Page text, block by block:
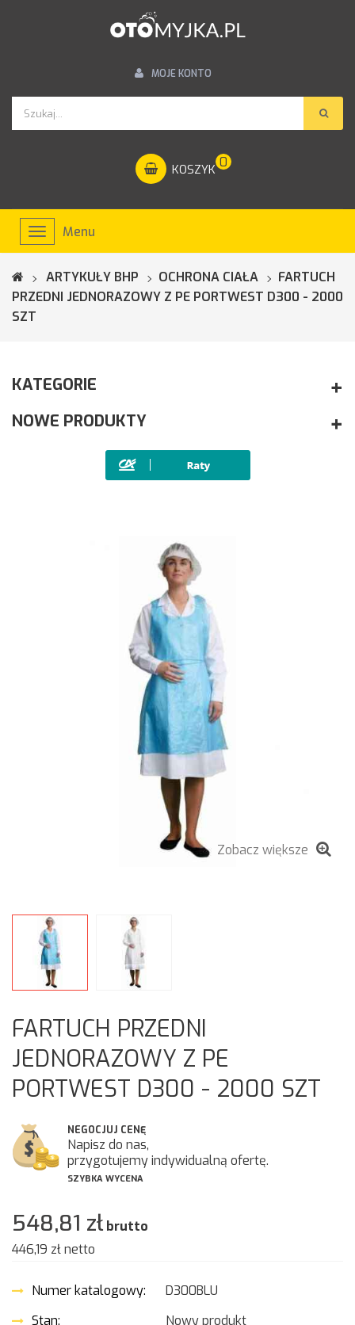
MOJE KONTO
KOSZYK 0
Toggle
navigation
Menu
ARTYKUŁY BHP OCHRONA CIAŁA
FARTUCH
PRZEDNI JEDNORAZOWY Z PE PORTWEST D300 - 2000
SZT
KATEGORIE
NOWE PRODUKTY
Zobacz większe
FARTUCH PRZEDNI
JEDNORAZOWY Z PE
PORTWEST D300 - 2000 SZT
NEGOCJUJ CENĘ
Napisz do nas,
przygotujemy indywidualną ofertę.
SZYBKA WYCENA
548,81 zł brutto
446,19 złnetto
Numer katalogowy:
D300BLU
Stan:
Nowy produkt